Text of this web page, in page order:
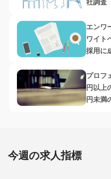
社調査
エンワ
ワイト
採用に
プロフ
円以上
円未満
今週の求人指標